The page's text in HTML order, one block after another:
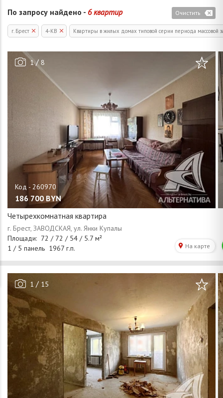
По запросу найдено - 6 квартир Очистить
г. Брест 4-КВ Квартиры в жилых домах типовой серии периода массовой
1/ 8
186 700 BYN
Четырехкомнатная квартира
1 / 15